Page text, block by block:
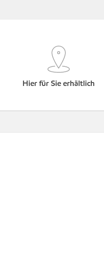
Hier für Sie erhältlich